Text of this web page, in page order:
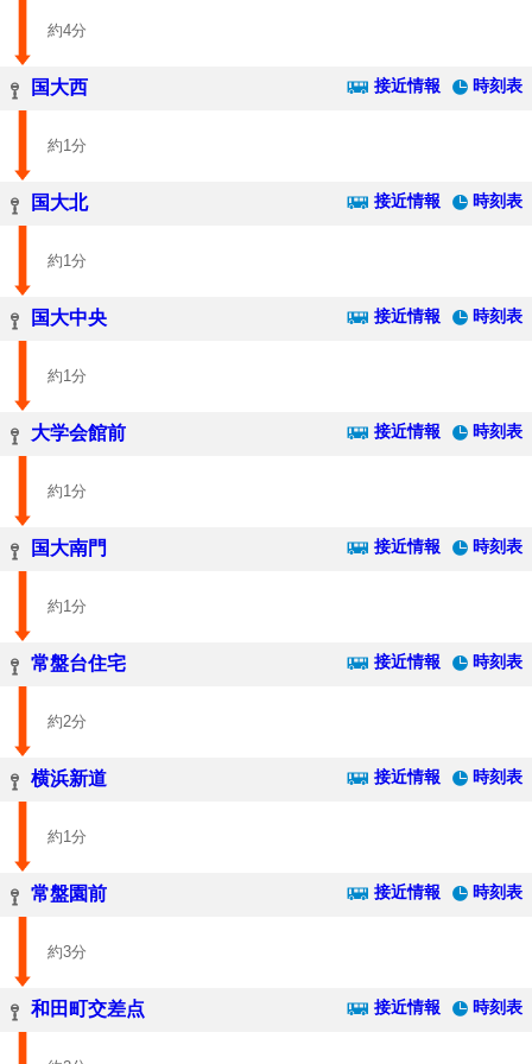
約4分
国大西 接近情報 時刻表
約1分
国大北 接近情報 時刻表
約1分
国大中央 接近情報 時刻表
約1分
大学会館前 接近情報 時刻表
約1分
国大南門 接近情報 時刻表
約1分
常盤台住宅 接近情報 時刻表
約2分
横浜新道 接近情報 時刻表
約1分
常盤園前 接近情報 時刻表
約3分
和田町交差点 接近情報 時刻表